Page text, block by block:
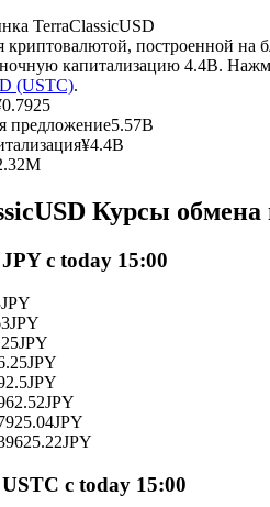
с использованием USDC в
торговли
к лучшим трейдерам
TerraClassicUSD
криптовалютой, построенной
капитализацию 4.4B.
(USTC).
0.7925
предложение5.57B
¥4.4B
Курсы
с today 15:00
JPY
JPY
JPY
JPY
JPY
JPY
JPY
JPY
с today 15:00